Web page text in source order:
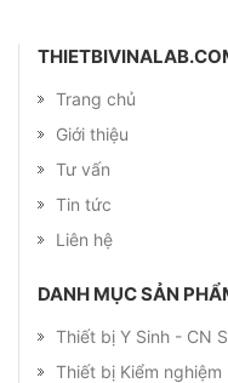
Trang chủ
Giới thiệu
Tư vấn
Tin tức
Liên hệ
DANH MỤC SẢN
Thiết bị Y Sinh - CN
Thiết bị Kiểm